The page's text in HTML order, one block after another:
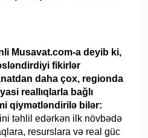
Musavat.com-a deyib ki,
fikirlər
daha çox, regionda
reallıqlarla bağlı
qiymətləndirilə bilər:
təhlil edərkən ilk növbədə
resurslara və real güc